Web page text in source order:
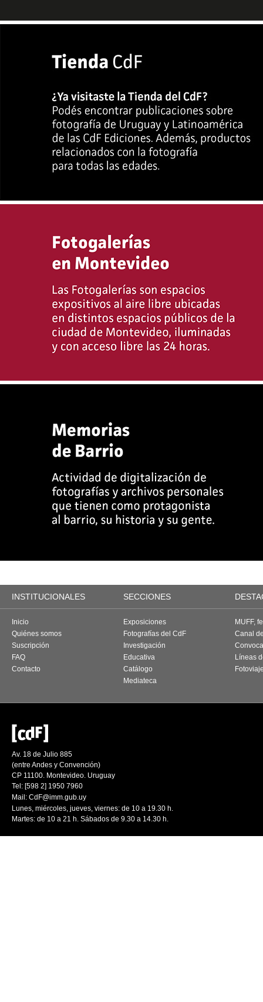
INSTITUCIONALES SECCIONES
Inicio
Quiénes somos
Suscripción
FAQ
Contacto
Exposiciones
Fotografías del CdF
Investigación
Educativa
Catálogo
Mediateca
MUFF,
Canal
Líneas
Av. 18 de Julio 885
(entre Andes y Convención)
CP 11100. Montevideo. Uruguay
Tel: [598 2] 1950 7960
Mail: CdF@imm.gub.uy
Lunes, miércoles, jueves, viernes: de 10 a 19.30 h.
Martes: de 10 a 21 h. Sábados de 9.30 a 14.30 h.